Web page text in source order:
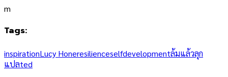
m
Tags:
inspirationLucy Honeresilienceselfdevelopmentล้มแล้วลุก
แปลted